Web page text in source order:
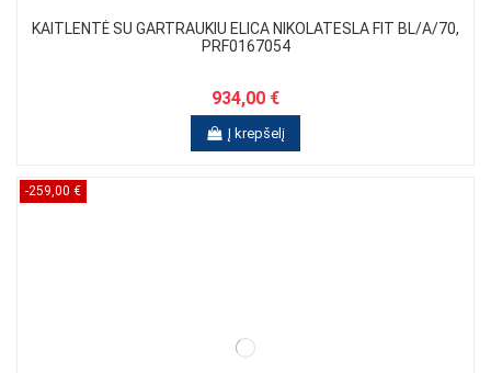
KAITLENTĖ SU GARTRAUKIU ELICA NIKOLATESLA FIT BL/A/70,
PRF0167054
934,00 €
Į krepšelį
-259,00 €